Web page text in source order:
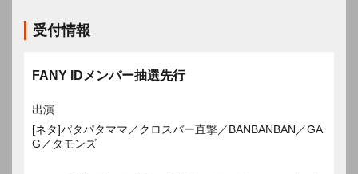
受付情報
FANY IDメンバー抽選先行
出演
[ネタ]パタパタママ／クロスバー直撃／BANBANBAN／GA
G／タモンズ